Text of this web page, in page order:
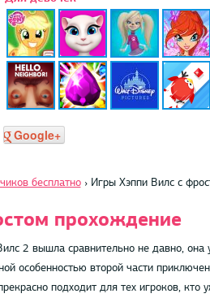
Google+
бесплатно › Игры Хэппи Вилс с
прохождение
2 вышла сравнительно не давно, она
особенностью второй части
подходит для тех игроков,